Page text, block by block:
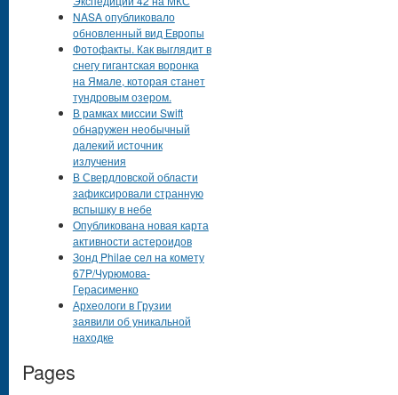
NASA опубликовало
обновленный вид Европы
Фотофакты. Как выглядит в
снегу гигантская воронка
на Ямале, которая станет
тундровым озером.
В рамках миссии Swift
обнаружен необычный
далекий источник
излучения
В Свердловской области
зафиксировали странную
вспышку в небе
Опубликована новая карта
активности астероидов
Зонд Philae сел на комету
67P/Чурюмова-
Герасименко
Археологи в Грузии
заявили об уникальной
находке
Pages